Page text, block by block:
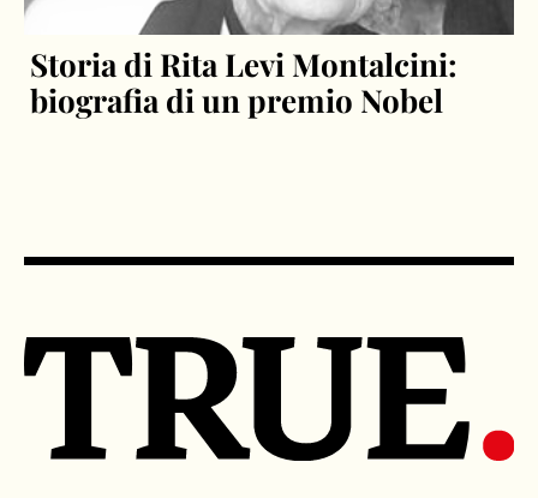
Storia di Rita Levi Montalcini:
biografia di un premio Nobel